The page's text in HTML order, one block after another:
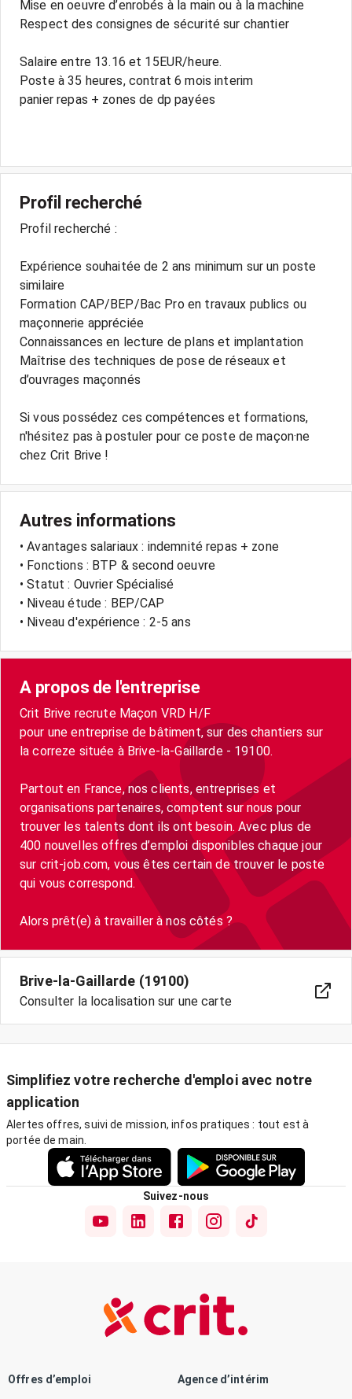
Mise en oeuvre d’enrobés à la main ou à la machine
Respect des consignes de sécurité sur chantier
Salaire entre 13.16 et 15EUR/heure.
Poste à 35 heures, contrat 6 mois interim
panier repas + zones de dp payées
Profil recherché
Profil recherché :
Expérience souhaitée de 2 ans minimum sur un poste
similaire
Formation CAP/BEP/Bac Pro en travaux publics ou
maçonnerie appréciée
Connaissances en lecture de plans et implantation
Maîtrise des techniques de pose de réseaux et
d’ouvrages maçonnés
Si vous possédez ces compétences et formations,
n'hésitez pas à postuler pour ce poste de maçon·ne
chez Crit Brive !
Autres informations
• Avantages salariaux : indemnité repas + zone
• Fonctions : BTP & second oeuvre
• Statut : Ouvrier Spécialisé
• Niveau étude : BEP/CAP
• Niveau d'expérience : 2-5 ans
A propos de l'entreprise
Crit Brive recrute Maçon VRD H/F
pour une entreprise de bâtiment, sur des chantiers sur
la correze située à Brive-la-Gaillarde - 19100.
Partout en France, nos clients, entreprises et
organisations partenaires, comptent sur nous pour
trouver les talents dont ils ont besoin. Avec plus de
400 nouvelles offres d’emploi disponibles chaque jour
sur crit-job.com, vous êtes certain de trouver le poste
qui vous correspond.
Alors prêt(e) à travailler à nos côtés ?
Brive-la-Gaillarde (19100)
Consulter la localisation sur une carte
Simplifiez votre recherche d'emploi avec notre
application
Alertes offres, suivi de mission, infos pratiques : tout est à
portée de main.
Suivez-nous
Offres d’emploi Agence d’intérim